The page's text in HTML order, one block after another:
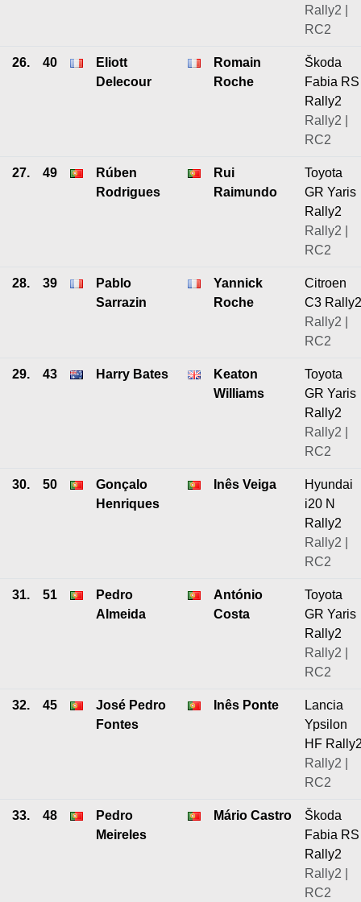
Rally2 |
RC2
26. 40
Eliott
Delecour
Romain
Roche
Škoda
Fabia RS
Rally2
Rally2 |
RC2
27. 49
Rúben
Rodrigues
Rui
Raimundo
Toyota
GR Yaris
Rally2
Rally2 |
RC2
28. 39
Pablo
Sarrazin
Yannick
Roche
Citroen
C3 Rally2
Rally2 |
RC2
29. 43 Harry Bates
Keaton
Williams
Toyota
GR Yaris
Rally2
Rally2 |
RC2
30. 50
Gonçalo
Henriques
Inês Veiga
Hyundai
i20 N
Rally2
Rally2 |
RC2
31. 51
Pedro
Almeida
António
Costa
Toyota
GR Yaris
Rally2
Rally2 |
RC2
32. 45
José Pedro
Fontes
Inês Ponte
Lancia
Ypsilon
HF
Rally2 |
RC2
33. 48
Pedro
Meireles
Mário Castro
Škoda
Fabia RS
Rally2
Rally2 |
RC2